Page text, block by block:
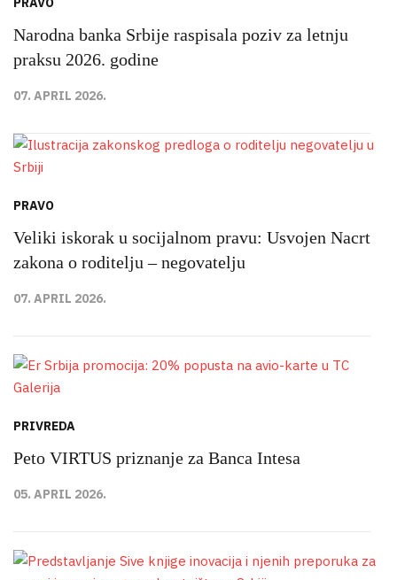
Narodna banka Srbije raspisala poziv za letnju
praksu 2026. godine
07. APRIL 2026.
PRAVO
Veliki iskorak u socijalnom pravu: Usvojen Nacrt
zakona o roditelju – negovatelju
07. APRIL 2026.
PRIVREDA
Peto VIRTUS priznanje za Banca Intesa
05. APRIL 2026.